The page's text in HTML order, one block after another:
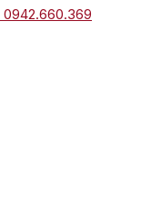
0942.660.369